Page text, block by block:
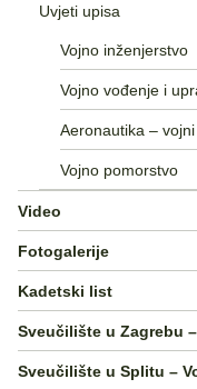
Uvjeti upisa
Vojno inženjerstvo
Vojno vođenje i
Aeronautika –
Vojno pomorstvo
Video
Fotogalerije
Kadetski list
Sveučilište u Zagrebu
Sveučilište u Splitu –